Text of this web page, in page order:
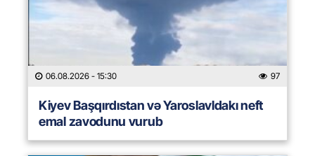
06.08.2026 - 15:30 97
Kiyev Başqırdıstan və Yaroslavldakı neft
emal zavodunu vurub